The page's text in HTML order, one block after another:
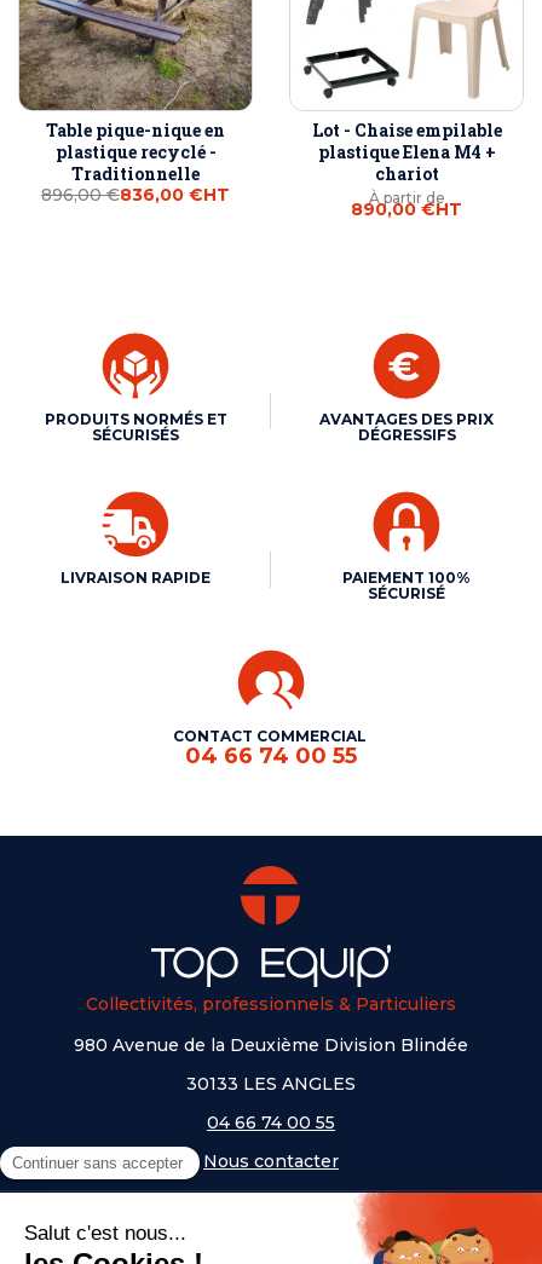
Table pique-nique en
plastique recyclé -
Traditionnelle
896,00 €836,00 €HT
Lot - Chaise empilable
plastique Elena M4 +
chariot
À partir de
890,00 €HT
PRODUITS NORMÉS ET
SÉCURISÉS
AVANTAGES DES PRIX
DÉGRESSIFS
LIVRAISON RAPIDE
PAIEMENT 100%
SÉCURISÉ
CONTACT COMMERCIAL
04 66 74 00 55
Collectivités, professionnels & Particuliers
980 Avenue de la Deuxième Division Blindée
30133 LES ANGLES
04 66 74 00 55
Nous contacter